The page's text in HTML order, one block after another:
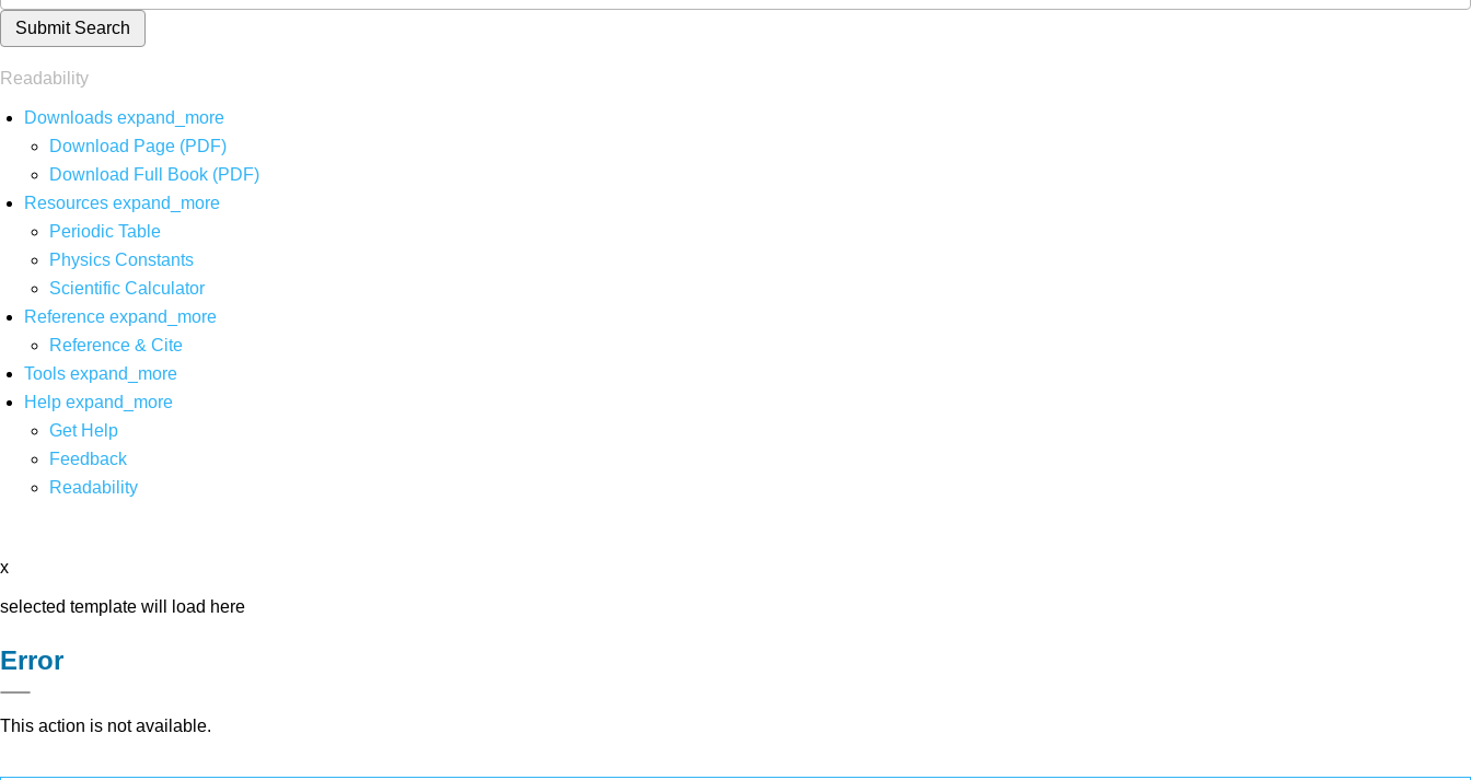
Submit Search
Readability
Downloads expand_more
Download Page (PDF)
Download Full Book (PDF)
Resources expand_more
Periodic Table
Physics Constants
Scientific Calculator
Reference expand_more
Reference & Cite
Tools expand_more
Help expand_more
Get Help
Feedback
Readability
x
selected template will load here
Error
This action is not available.